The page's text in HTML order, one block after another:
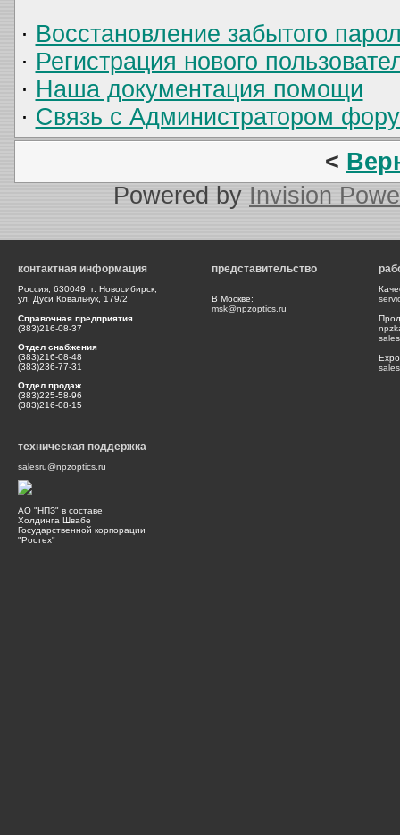
· Восстановление забытого
· Регистрация нового
· Наша документация помощи
· Связь с Администратором
<
Powered by Invision
контактная информация
Россия, 630049, г. Новосибирск,
ул. Дуси Ковальчук, 179/2
Справочная предприятия
(383)216-08-37
Отдел снабжения
(383)216-08-48
(383)236-77-31
Отдел продаж
(383)225-58-96
(383)216-08-15
представительство
В Москве:
msk@npzoptics.ru
техническая поддержка
salesru@npzoptics.ru
АО "НПЗ" в составе
Холдинга Швабе
Государственной корпорации
"Ростех"